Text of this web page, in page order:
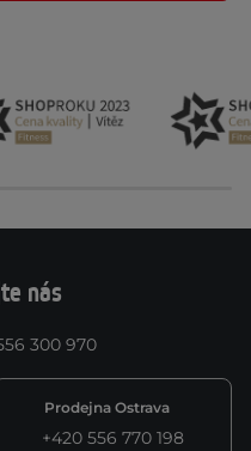
nás
300 970
Prodejna Ostrava
+420 556 770 198